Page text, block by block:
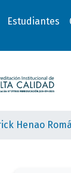
Estudiantes
Henao